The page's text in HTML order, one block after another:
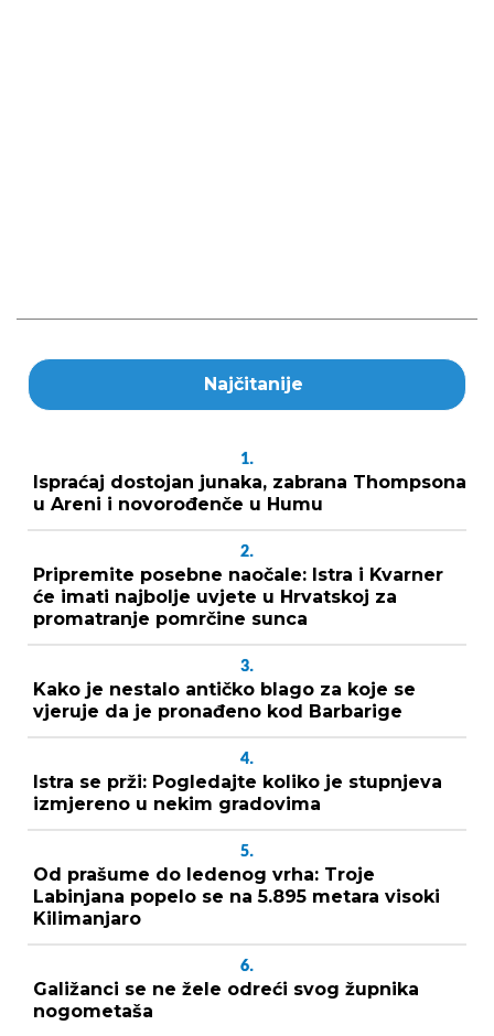
Najčitanije
1.
Ispraćaj dostojan junaka, zabrana Thompsona
u Areni i novorođenče u Humu
2.
Pripremite posebne naočale: Istra i Kvarner
će imati najbolje uvjete u Hrvatskoj za
promatranje pomrčine sunca
3.
Kako je nestalo antičko blago za koje se
vjeruje da je pronađeno kod Barbarige
4.
Istra se prži: Pogledajte koliko je stupnjeva
izmjereno u nekim gradovima
5.
Od prašume do ledenog vrha: Troje
Labinjana popelo se na 5.895 metara visoki
Kilimanjaro
6.
Galižanci se ne žele odreći svog župnika
nogometaša